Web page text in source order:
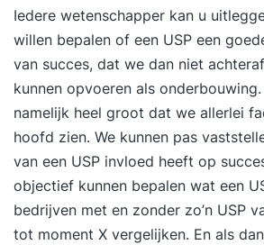
achtergrond hebt. Theorie wordt
gekoppeld aan jouw
praktijkcases uit het
dat je cijfers leert lezen én
hoe financiële inzichten helpen
keuzes en hoe je je eigen
gesprekken met financiële
Voordelen van deze tweedaagse opzet:
en direct toepasbaar
koppeling tussen theorie en je
Iedere wetenschapper kan u
willen bepalen of een USP een
van succes, dat we dan niet
kunnen opvoeren als
namelijk heel groot dat we allerlei
hoofd zien. We kunnen pas
van een USP invloed heeft op
objectief kunnen bepalen wat een
bedrijven met en zonder zo’n USP
tot moment X vergelijken. En als